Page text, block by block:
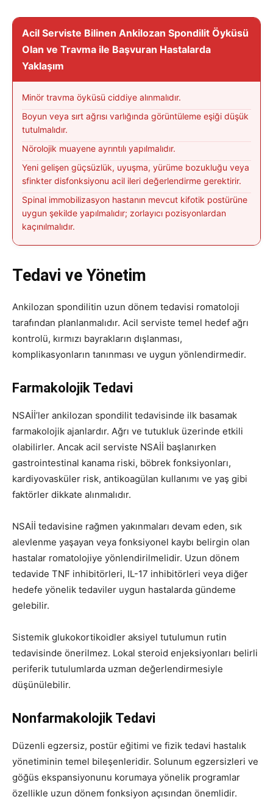
Acil Serviste Bilinen Ankilozan Spondilit Öyküsü
Olan ve Travma ile Başvuran Hastalarda
Yaklaşım
Minör travma öyküsü ciddiye alınmalıdır.
Boyun veya sırt ağrısı varlığında görüntüleme eşiği düşük
tutulmalıdır.
Nörolojik muayene ayrıntılı yapılmalıdır.
Yeni gelişen güçsüzlük, uyuşma, yürüme bozukluğu veya
sfinkter disfonksiyonu acil ileri değerlendirme gerektirir.
Spinal immobilizasyon hastanın mevcut kifotik postürüne
uygun şekilde yapılmalıdır; zorlayıcı pozisyonlardan
kaçınılmalıdır.
Tedavi ve Yönetim
Ankilozan spondilitin uzun dönem tedavisi romatoloji
tarafından planlanmalıdır. Acil serviste temel hedef ağrı
kontrolü, kırmızı bayrakların dışlanması,
komplikasyonların tanınması ve uygun yönlendirmedir.
Farmakolojik Tedavi
NSAİİ’ler ankilozan spondilit tedavisinde ilk basamak
farmakolojik ajanlardır. Ağrı ve tutukluk üzerinde etkili
olabilirler. Ancak acil serviste NSAİİ başlanırken
gastrointestinal kanama riski, böbrek fonksiyonları,
kardiyovasküler risk, antikoagülan kullanımı ve yaş gibi
faktörler dikkate alınmalıdır.
NSAİİ tedavisine rağmen yakınmaları devam eden, sık
alevlenme yaşayan veya fonksiyonel kaybı belirgin olan
hastalar romatolojiye yönlendirilmelidir. Uzun dönem
tedavide TNF inhibitörleri, IL-17 inhibitörleri veya diğer
hedefe yönelik tedaviler uygun hastalarda gündeme
gelebilir.
Sistemik glukokortikoidler aksiyel tutulumun rutin
tedavisinde önerilmez. Lokal steroid enjeksiyonları belirli
periferik tutulumlarda uzman değerlendirmesiyle
düşünülebilir.
Nonfarmakolojik Tedavi
Düzenli egzersiz, postür eğitimi ve fizik tedavi hastalık
yönetiminin temel bileşenleridir. Solunum egzersizleri ve
göğüs ekspansiyonunu korumaya yönelik programlar
özellikle uzun dönem fonksiyon açısından önemlidir.